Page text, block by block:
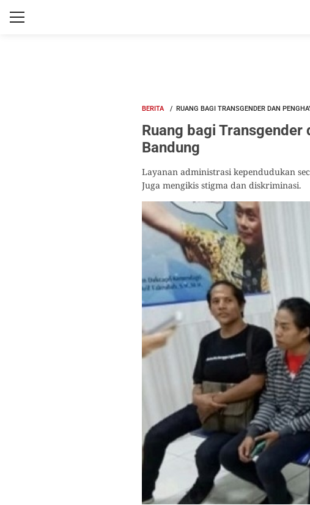
BERITA RUANG BAGI TRANSGENDER DAN
Ruang bagi Transgender
Bandung
Layanan administrasi kependudukan
Juga mengikis stigma dan diskriminasi.